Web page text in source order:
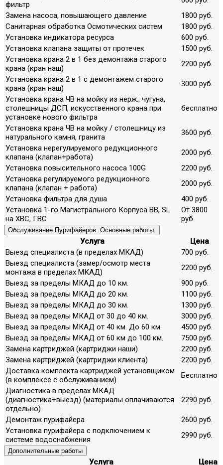
фильтр
Замена насоса, повышающего давление
1800 руб.
Санитарная обработка Осмотических систем
1800 руб.
Установка индикатора ресурса
600 руб.
Установка клапана защиты от протечек
1500 руб.
Установка крана 2 в 1 без демонтажа старого
крана (кран наш)
2200 руб.
Установка крана 2 в 1 с демонтажем старого
крана (кран наш)
3000 руб.
Установка крана ЧВ на мойку из нерж., чугуна,
столешницы ДСП, искусственного крана при
установке нового фильтра
бесплатно
Установка крана ЧВ на мойку / столешницу из
натурального камня, гранита
3600 руб.
Установка нерегулируемого редукционного
клапана (клапан+работа)
2000 руб.
Установка повысительного насоса 100G
2200 руб.
Установка регулируемого редукционного
клапана (клапан + работа)
2000 руб.
Установка фильтра для душа
400 руб.
Установка 1-го Магистрального Корпуса ВВ, SL
на ХВС, ГВС
От 3800
руб.
Обслуживание Пурифайеров. Основные работы.
Услуга
Цена
Выезд специалиста (в пределах МКАД)
700 руб.
Выезд специалиста (замер/осмотр места
монтажа в пределах МКАД)
2200 руб.
Выезд за пределы МКАД до 10 км.
900 руб.
Выезд за пределы МКАД до 20 км.
1100 руб.
Выезд за пределы МКАД до 30 км.
1300 руб.
Выезд за пределы МКАД от 30 до 40 км.
3000 руб.
Выезд за пределы МКАД от 40 км. До 60 км.
4500 руб.
Выезд за пределы МКАД от 60 км до 100 км.
7500 руб.
Замена картриджей (картриджи наши)
2200 руб.
Замена картриджей (картриджи клиента)
2200 руб.
Доставка комплекта картриджей установщиком
(в комплексе с обслуживанием)
Бесплатно
Диагностика в пределах МКАД
(диагностика+выезд) (материалы оплачиваются
отдельно)
2290 руб.
Демонтаж пурифайера
2600 руб.
Установка пурифайера с подключением к
системе водоснабжения
2990 руб.
Дополнительные работы
Услуга
Цена